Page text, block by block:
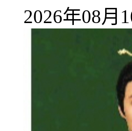
2026年08月